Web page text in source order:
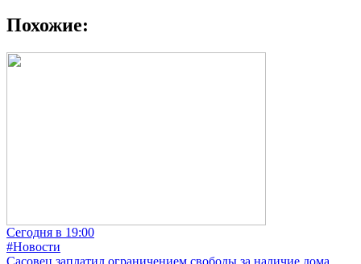
Похожие:
Сегодня в 19:00
#Новости